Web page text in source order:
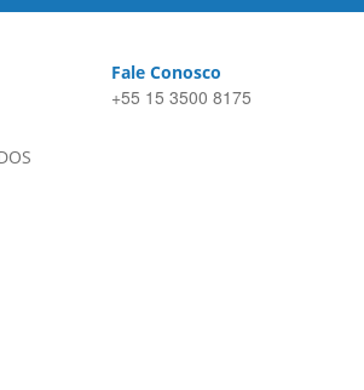
Fale Conosco
+55 15 3500 8175